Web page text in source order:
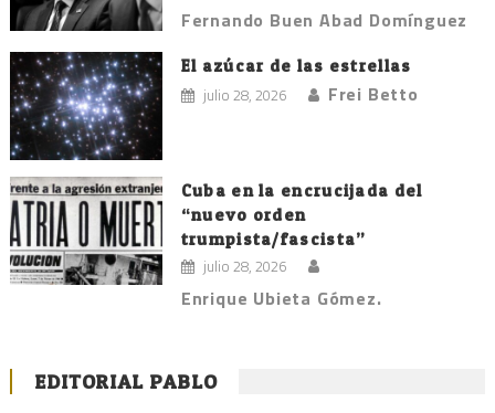
Fernando Buen Abad Domínguez
El azúcar de las estrellas
julio 28, 2026 Frei Betto
Cuba en la encrucijada del
“nuevo orden
trumpista/fascista”
julio 28, 2026
Enrique Ubieta Gómez.
EDITORIAL PABLO